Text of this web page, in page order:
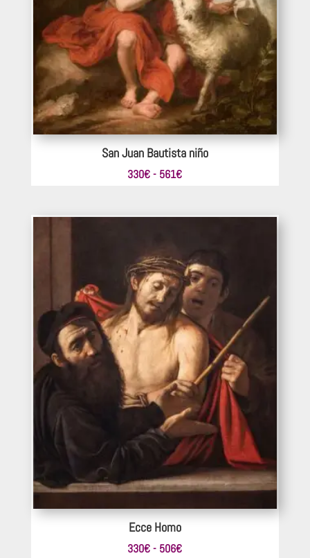
San Juan Bautista niño
330€ - 561€Rango
hasta
561€
Ecce Homo
330€ - 506€Rango